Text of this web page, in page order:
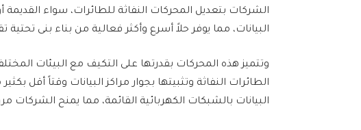
الشركات بتعديل المحركات النفاثة للطائرات، سواء
البيانات، مما يوفر حلاً أسرع وأكثر فعالية من بناء بنى تحتية
وتتميز هذه المحركات بقدرتها على التكيف مع البيئات
الطائرات النفاثة وتثبيتها بجوار مراكز البيانات وقتاً أقل
البيانات بالشبكات الكهربائية القائمة، مما يمنح الشركات